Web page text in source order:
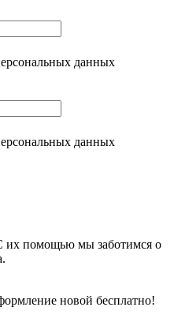
данных
данных
помощью мы заботимся о
новой бесплатно!